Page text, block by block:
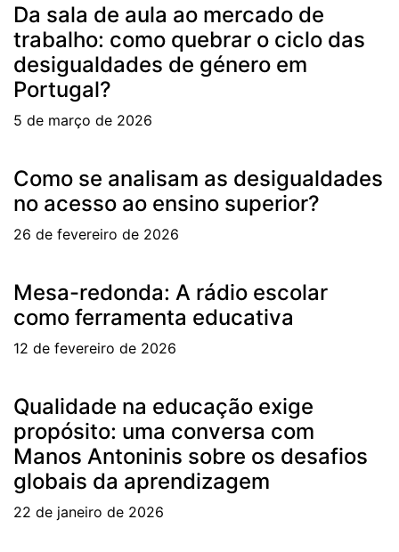
Da sala de aula ao mercado de
trabalho: como quebrar o ciclo das
desigualdades de género em
Portugal?
5 de março de 2026
Como se analisam as desigualdades
no acesso ao ensino superior?
26 de fevereiro de 2026
Mesa-redonda: A rádio escolar
como ferramenta educativa
12 de fevereiro de 2026
Qualidade na educação exige
propósito: uma conversa com
Manos Antoninis sobre os desafios
globais da aprendizagem
22 de janeiro de 2026